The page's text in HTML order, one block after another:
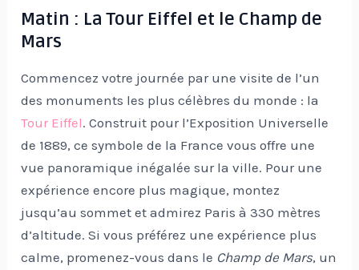
Matin : La Tour Eiffel et le Champ de
Mars
Commencez votre journée par une visite de l’un
des monuments les plus célèbres du monde : la
Tour Eiffel. Construit pour l’Exposition Universelle
de 1889, ce symbole de la France vous offre une
vue panoramique inégalée sur la ville. Pour une
expérience encore plus magique, montez
jusqu’au sommet et admirez Paris à 330 mètres
d’altitude. Si vous préférez une expérience plus
calme, promenez-vous dans le Champ de Mars, un